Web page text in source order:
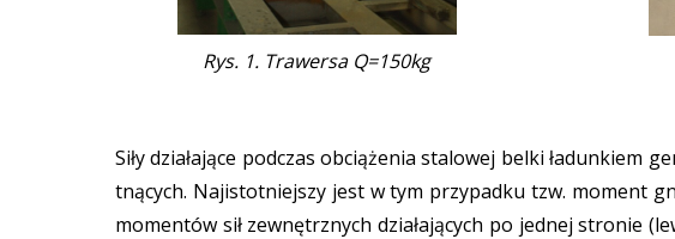
Rys. 1. Trawersa Q=150kg
Siły działające podczas obciążenia stalowej belki ładunkiem
tnących. Najistotniejszy jest w tym przypadku tzw. moment
momentów sił zewnętrznych działających po jednej stronie